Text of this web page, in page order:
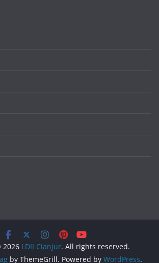
2026 LDII Cianjur. All rights reserved.
by ThemeGrill. Powered by WordPress.